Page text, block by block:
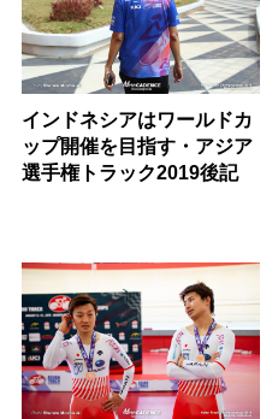
インドネシアはワールドカ
ップ開催を目指す・アジア
選手権トラック2019後記